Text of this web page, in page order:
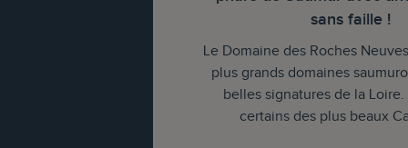
sans faille !
Le Domaine des Roches
plus grands domaines
belles signatures de la
certains des plus beaux